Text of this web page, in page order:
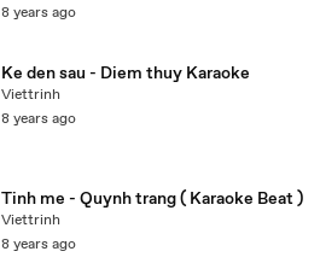
8 years ago
Ke den sau - Diem thuy Karaoke
Viettrinh
8 years ago
Tinh me - Quynh trang ( Karaoke Beat )
Viettrinh
8 years ago